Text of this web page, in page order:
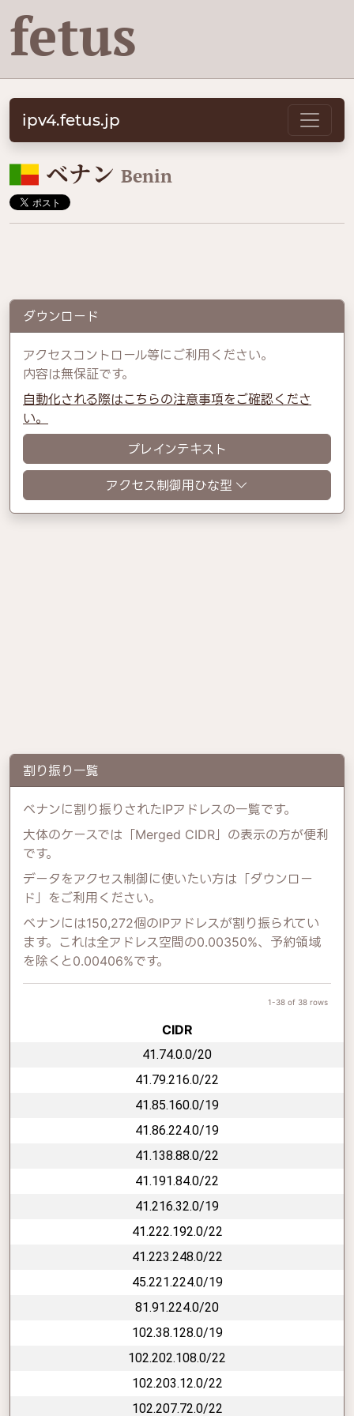
fetus
ipv4.fetus.jp
🇧🇯 ベナン Benin
ダウンロード
アクセスコントロール等にご利用ください。
内容は無保証です。
自動化される際はこちらの注意事項をご確認くださ
い。
プレインテキスト
アクセス制御用ひな型
割り振り一覧
ベナンに割り振りされたIPアドレスの一覧です。
大体のケースでは「Merged CIDR」の表示の方が便利
です。
データをアクセス制御に使いたい方は「ダウンロー
ド」をご利用ください。
ベナンには150,272個のIPアドレスが割り振られてい
ます。これは全アドレス空間の0.00350%、予約領域
を除くと0.00406%です。
1-38 of 38 rows
CIDR
41.74.0.0/20
41.79.216.0/22
41.85.160.0/19
41.86.224.0/19
41.138.88.0/22
41.191.84.0/22
41.216.32.0/19
41.222.192.0/22
41.223.248.0/22
45.221.224.0/19
81.91.224.0/20
102.38.128.0/19
102.202.108.0/22
102.203.12.0/22
102.207.72.0/22